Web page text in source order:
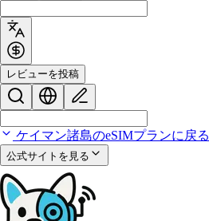
レビューを投稿
ケイマン諸島のeSIMプランに戻る
公式サイトを見る